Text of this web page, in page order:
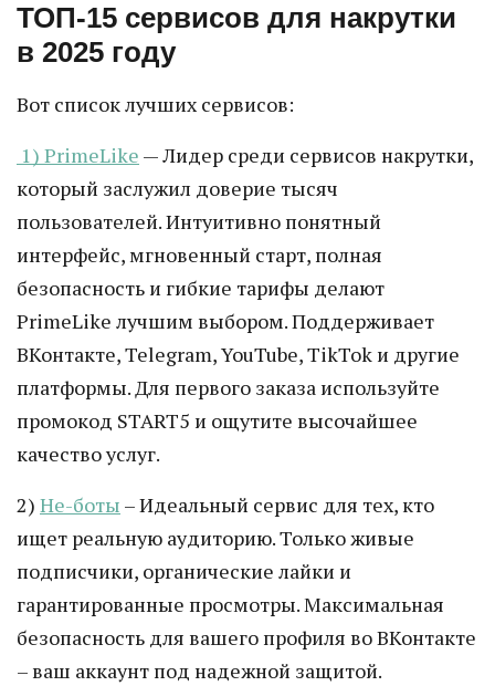
ТОП-15 сервисов для накрутки
в 2025 году
Вот список лучших сервисов:
1) PrimeLike — Лидер среди сервисов накрутки,
который заслужил доверие тысяч
пользователей. Интуитивно понятный
интерфейс, мгновенный старт, полная
безопасность и гибкие тарифы делают
PrimeLike лучшим выбором. Поддерживает
ВКонтакте, Telegram, YouTube, TikTok и другие
платформы. Для первого заказа используйте
промокод START5 и ощутите высочайшее
качество услуг.
2) Не-боты – Идеальный сервис для тех, кто
ищет реальную аудиторию. Только живые
подписчики, органические лайки и
гарантированные просмотры. Максимальная
безопасность для вашего профиля во ВКонтакте
– ваш аккаунт под надежной защитой.